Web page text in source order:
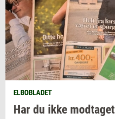
ELBOBLADET
Har du ikke mod­ta­get